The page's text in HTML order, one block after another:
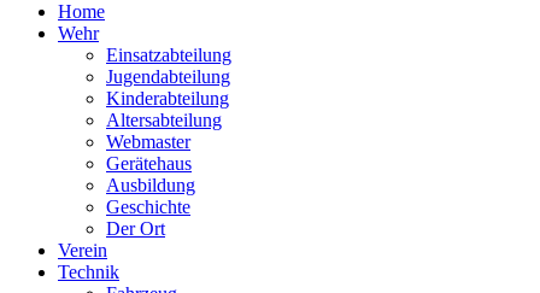
Home
Wehr
Einsatzabteilung
Jugendabteilung
Kinderabteilung
Altersabteilung
Webmaster
Gerätehaus
Ausbildung
Geschichte
Der Ort
Verein
Technik